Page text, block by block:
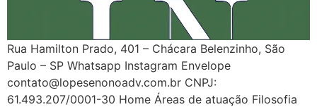
Rua Hamilton Prado, 401 – Chácara Belenzinho, São
Paulo – SP Whatsapp Instagram Envelope
contato@lopesenonoadv.com.br CNPJ:
61.493.207/0001-30 Home Áreas de atuação Filosofia